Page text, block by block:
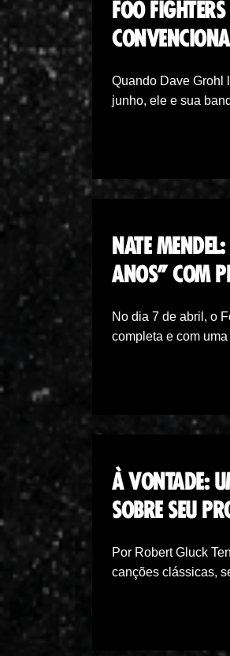
FOO
Quando Dave Grohl
junho, ele e sua
NATE
ANOS” COM
No dia 7 de abril, o
completa e com
À VONTADE:
SOBRE SEU
Por Robert Gluck
canções clássicas,